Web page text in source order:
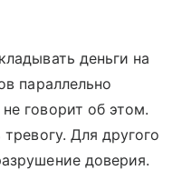
деньги на
параллельно
говорит об этом.
Для другого
доверия.